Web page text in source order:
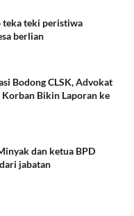
teka teki peristiwa
berlian
Bodong CLSK, Advokat
Bikin Laporan ke
dan ketua BPD
jabatan